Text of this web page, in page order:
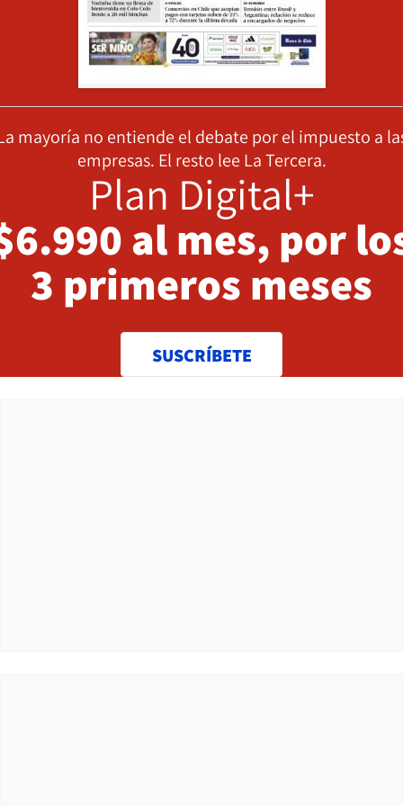
mayoría no entiende el debate por el impuesto a
empresas. El resto lee La Tercera.
Plan Digital+
al mes, por
3 primeros meses
SUSCRÍBETE